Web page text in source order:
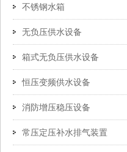
不锈钢水箱
无负压供水设备
箱式无负压供水设备
恒压变频供水设备
消防增压稳压设备
常压定压补水排气装置